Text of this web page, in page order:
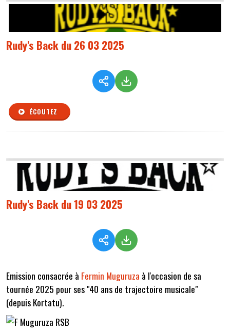
Rudy's Back du 26 03 2025
ÉCOUTEZ
Rudy's Back du 19 03 2025
Emission consacrée à Fermin Muguruza à l'occasion de sa
tournée 2025 pour ses "40 ans de trajectoire musicale"
(depuis Kortatu).